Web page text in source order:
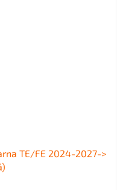
TE/FE 2024-2027->